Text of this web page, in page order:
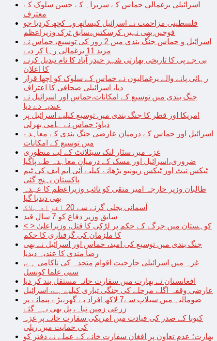
اسرائیلی یرغمالی حماس کے سربراہ کے حسن سلوک کے
معترف
فلسطینی مزاحمت نے اسرائیل کیساتھ وہ کچھ کردیا جو
فوجیں بھی نہیں کرسکتیں،سابق ترک وزیراعظم
اسرائیل و حماس جنگ بندی میں 2 روز کی توسیع، حماس نے
مزید 11 یرغمالی رہا کر دیے
بی جے پی کا تاریخی بھارتی شہر حیدر آباد کا نام تبدیل کرنے
کا اعلان
رہائی پانے والے یرغمالیوں نے حماس کے سلوک کو اچھا قرار
دیا، اسرائیلی صحافی کا اعتراف
جنگ بندی میں توسیع کے امکانات،حماس اور اسرائیل نے
عندیہ دے دیا
امریکا اور قطر کا جنگ بندی میں توسیع کیلیے اسرائیل پر
دباؤ؛ حماس نے ہامی بھرلی
اسرائیل اور حماس کے درمیان عارضی جنگ بندی کے معاہدے
میں توسیع کے امکانات
غزہ میں سٹار لنک سیٹلائٹ کے لیے منظوری
ضروری،اسرائیل اور مسک کے درمیان معاہدہ طے پاگیا
ٹیکس نیٹ اور ٹیکس ریونیو بڑھانے کیلیے آئی ایم ایف کی ٹیم
پاکستان پہنچ گئی
طالبان وزیر خارجہ امیر متقی کو نائب وزیراعظم کا عہدہ
بھی دیدیا گیا
آسمانی بجلی گرنے سے 20 افراد ہلاک
سابق وزیر دفاع کو 7 سال قید
< > کوہستان میں جرگے کے حکم پر لڑکی کا قتل، وزیراعلیٰ
کا ملزمان کی گرفتاری کا حکم
جنگ بندی میں توسیع کی امید، حماس اور اسرائیل نے بھی
رضا مندی کا عندیہ دیدیا
غزہ میں اسرائیلی جارحیت اقوام متحدہ کی ناکامی ہے,
سنی علما کونسل
افغانستان نے بھارت میں سفارت خانہ مستقل بند کر دیا
عارضی وقفہ اگلے مرحلے کی جنگی تیاری کیلیے ہے، اسرائیل
صومالیہ میں سیلاب سے7 لاکھ افراد بے گھر،بڑے پیمانے پر
زرعی زمین تباہ، پل بھی بہہ گئے
کیوبا کے صدر کی قیادت میں امریکی سفارت خانے پر غزہ
کی حمایت میں ریلی
بھارت؛ عدم تعاون پر افغان سفارت خانے کے عملے نے دفتر کو